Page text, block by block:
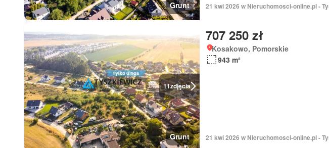
Grunt 21 kwi 2026 w Nieruchomosci-online.pl -
11zdjęcia
Grunt
707 250 zł
Kosakowo, Pomorskie
943 m²
21 kwi 2026 w Nieruchomosci-online.pl -